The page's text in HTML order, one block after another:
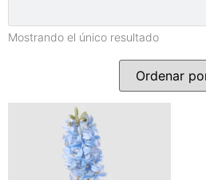
Mostrando el único resultado